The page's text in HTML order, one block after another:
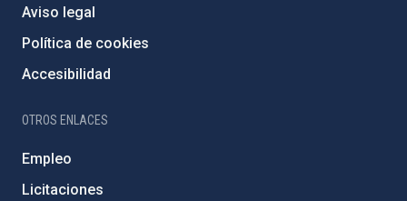
Aviso legal
Política de cookies
Accesibilidad
OTROS ENLACES
Empleo
Licitaciones